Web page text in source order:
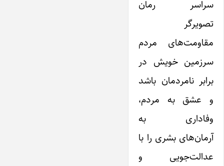
سراسر رمان
تصویرگر
مقاومت‌های مردم
سرزمین خویش در
برابر نامردمان باشد
و عشق به مردم،
وفاداری به
آرمان‌های بشری را با
عدالت‌جویی و